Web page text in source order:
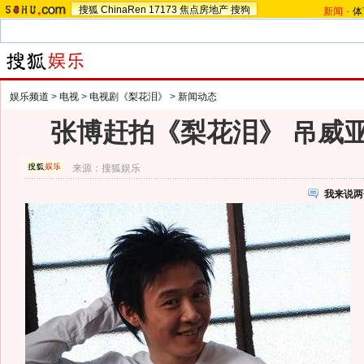
搜狐 ChinaRen 17173 焦点房地产 搜狗 新闻 -
娱乐频道 > 电视 > 电视剧《梨花泪》 > 新闻动态
张博赶拍《梨花泪》 吊威
来源：搜狐娱乐
我来说